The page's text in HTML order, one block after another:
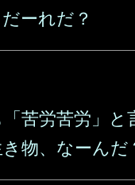
ーれだ？
苦労苦労」と
物、なーんだ